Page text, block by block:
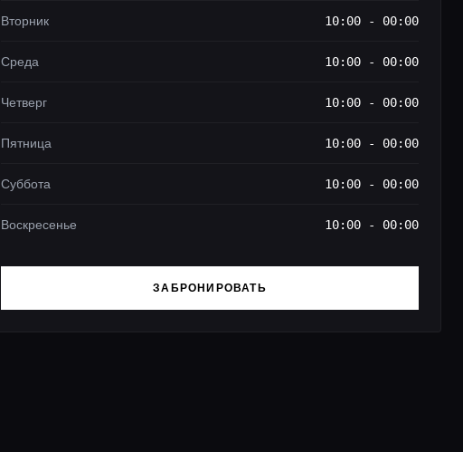
Вторник 10:00 - 00:00
Среда 10:00 - 00:00
Четверг 10:00 - 00:00
Пятница 10:00 - 00:00
Суббота 10:00 - 00:00
Воскресенье 10:00 - 00:00
ЗАБРОНИРОВАТЬ